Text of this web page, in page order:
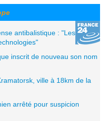
antibalistique : "Les
inscrit de nouveau son nom
ville à 18km de la
arrêté pour suspicion